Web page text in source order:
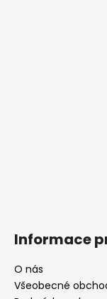
Informace
O nás
Všeobecné